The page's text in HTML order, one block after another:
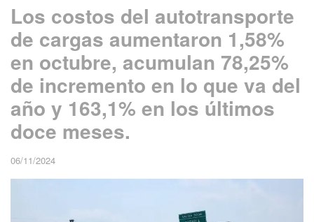
Los costos del autotransporte
de cargas aumentaron 1,58%
en octubre, acumulan 78,25%
de incremento en lo que va del
año y 163,1% en los últimos
doce meses.
06/11/2024